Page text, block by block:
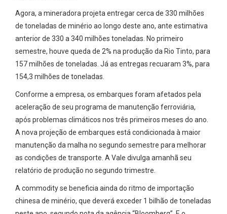
Agora, a mineradora projeta entregar cerca de 330 milhões
de toneladas de minério ao longo deste ano, ante estimativa
anterior de 330 a 340 milhões toneladas. No primeiro
semestre, houve queda de 2% na produção da Rio Tinto, para
157 milhões de toneladas. Já as entregas recuaram 3%, para
154,3 milhões de toneladas.
Conforme a empresa, os embarques foram afetados pela
aceleração de seu programa de manutenção ferroviária,
após problemas climáticos nos três primeiros meses do ano.
A nova projeção de embarques está condicionada à maior
manutenção da malha no segundo semestre para melhorar
as condições de transporte. A Vale divulga amanhã seu
relatório de produção no segundo trimestre.
A commodity se beneficia ainda do ritmo de importação
chinesa de minério, que deverá exceder 1 bilhão de toneladas